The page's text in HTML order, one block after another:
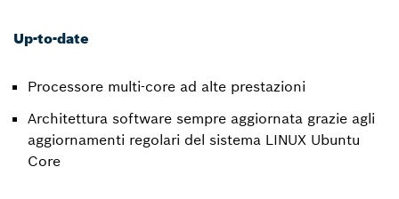
Up-to-date
Processore multi-core ad alte prestazioni
Architettura software sempre aggiornata grazie agli
aggiornamenti regolari del sistema LINUX Ubuntu
Core